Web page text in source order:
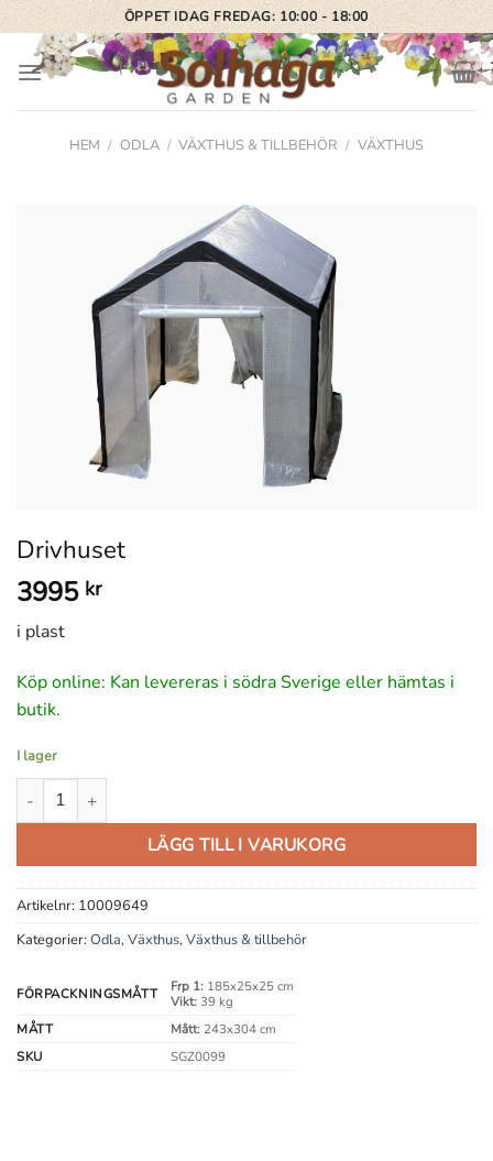
Skip
to
content
ÖPPET IDAG FREDAG: 10:00 - 18:00
HEM / ODLA / VÄXTHUS & TILLBEHÖR / VÄXTHUS
Drivhuset
3995 kr
i plast
Köp online: Kan levereras i södra Sverige eller hämtas i
butik.
I lager
Drivhuset mängd
LÄGG TILL I VARUKORG
Artikelnr: 10009649
Kategorier: Odla,Växthus,Växthus & tillbehör
FÖRPACKNINGSMÅTT Frp 1:185x25x25 cm
Vikt:39 kg
MÅTT
Mått:243x304 cm
SKU
SGZ0099